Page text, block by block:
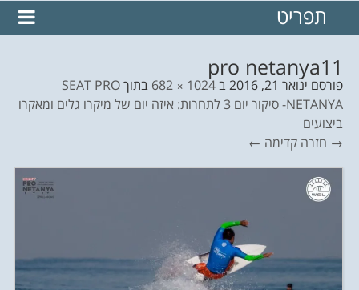
// הצטרף לרשימת תפוצה!
נשמח
תפריט
pro netanya11
פורסם ינואר 21, 2016 ב1024 × 682 בתוךSEAT PRO
NETANYA- סיקור יום 3 לתחרות: איזה יום של מיקרו גלים ומאקרו
ביצועים
→ חזרה קדימה ←